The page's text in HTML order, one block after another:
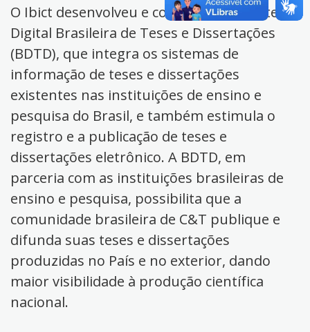
O Ibict desenvolveu e coordena a Biblioteca
Digital Brasileira de Teses e Dissertações
(BDTD), que integra os sistemas de
informação de teses e dissertações
existentes nas instituições de ensino e
pesquisa do Brasil, e também estimula o
registro e a publicação de teses e
dissertações eletrônico. A BDTD, em
parceria com as instituições brasileiras de
ensino e pesquisa, possibilita que a
comunidade brasileira de C&T publique e
difunda suas teses e dissertações
produzidas no País e no exterior, dando
maior visibilidade à produção científica
nacional.